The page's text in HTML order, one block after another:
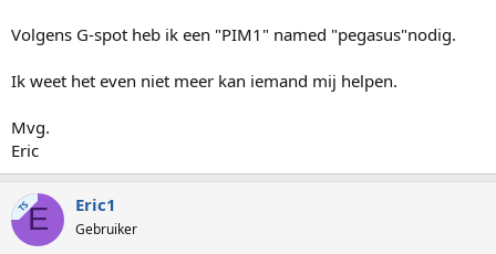
Volgens G-spot heb ik een "PIM1" named "pegasus"nodig.
Ik weet het even niet meer kan iemand mij helpen.
Mvg.
Eric
TSE Eric1
Gebruiker